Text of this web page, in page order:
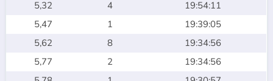
5,32
4
19:54:11
5,47
1
19:39:05
5,62
8
19:34:56
5,77
2
19:34:56